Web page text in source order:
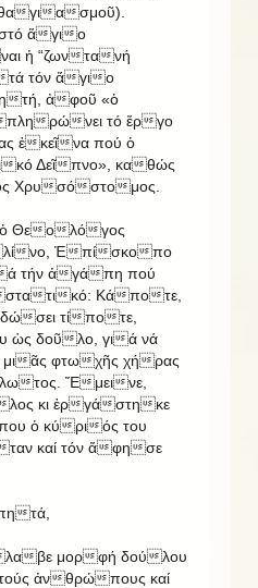
γιασμοῦ).
ἅγιο
ἡ “ζωντανή
τά τόν ἅγιο
τή, ἀφοῦ «ὁ
πληρώνει τό ἔργο
ἐκεῖνα πού ὁ
κό Δεῖπνο», καθώς
Χρυσόστομος.
Θεολόγος
λίνο, Ἐπίσκοπο
ά τήν ἀγάπη πού
στατικό: Κάποτε,
σει τίποτε,
ὡς δοῦλο, γιά νά
ᾶς φτωχῆς χήρας
τος. Ἔμεινε,
κι ἐργάστηκε
ὁ κύριός του
καί τόν ἄφησε
τά,
λαβε μορφή δούλου
ἀνθρώπους καί